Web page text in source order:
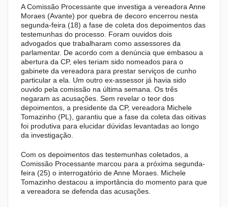
A Comissão Processante que investiga a vereadora Anne
Moraes (Avante) por quebra de decoro encerrou nesta
segunda-feira (18) a fase de coleta dos depoimentos das
testemunhas do processo. Foram ouvidos dois
advogados que trabalharam como assessores da
parlamentar. De acordo com a denúncia que embasou a
abertura da CP, eles teriam sido nomeados para o
gabinete da vereadora para prestar serviços de cunho
particular a ela. Um outro ex-assessor já havia sido
ouvido pela comissão na última semana. Os três
negaram as acusações. Sem revelar o teor dos
depoimentos, a presidente da CP, vereadora Michele
Tomazinho (PL), garantiu que a fase da coleta das oitivas
foi produtiva para elucidar dúvidas levantadas ao longo
da investigação.
Com os depoimentos das testemunhas coletados, a
Comissão Processante marcou para a próxima segunda-
feira (25) o interrogatório de Anne Moraes. Michele
Tomazinho destacou a importância do momento para que
a vereadora se defenda das acusações.